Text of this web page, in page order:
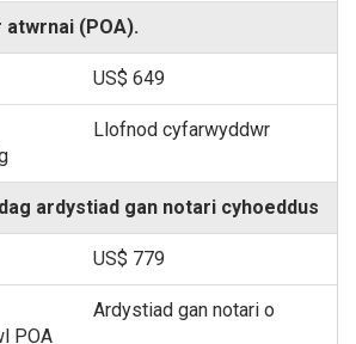
(POA).
US$ 649
Llofnod cyfarwyddwr
ardystiad gan notari cyhoeddus
US$ 779
Ardystiad gan notari o
POA